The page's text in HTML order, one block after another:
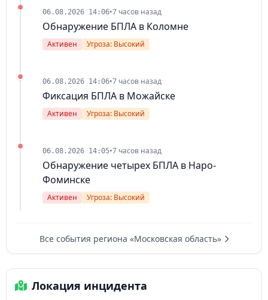
06.08.2026 14:06•7 часов назад
Обнаружение БПЛА в Коломне
Активен Угроза: Высокий
06.08.2026 14:06•7 часов назад
Фиксация БПЛА в Можайске
Активен Угроза: Высокий
06.08.2026 14:05•7 часов назад
Обнаружение четырех БПЛА в Наро-
Фоминске
Активен Угроза: Высокий
Все события региона «Московская область»
Локация инцидента